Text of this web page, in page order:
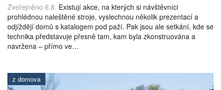
Zveřejněno 6.8. Existují akce, na kterých si návštěvníci
prohlédnou naleštěné stroje, vyslechnou několik prezentací a
odjíždějí domů s katalogem pod paží. Pak jsou ale setkání, kde se
technika představuje přesně tam, kam byla zkonstruována a
navržena – přímo ve…
z domova